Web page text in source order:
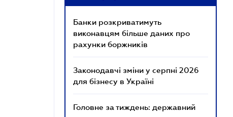
Банки розкриватимуть
виконавцям більше даних про
рахунки боржників
Законодавчі зміни у серпні 2026
для бізнесу в Україні
Головне за тиждень: державний